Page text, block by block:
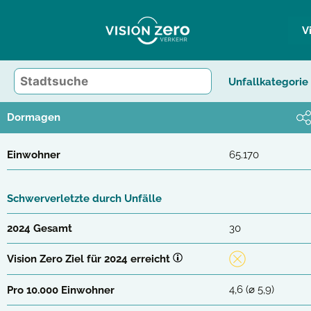
Unfallkategorie
Dormagen
Einwohner 65.170
Schwerverletzte durch Unfälle
2024 Gesamt 30
Vision Zero Ziel für 2024 erreicht
Pro 10.000 Einwohner 4,6 (⌀ 5,9)